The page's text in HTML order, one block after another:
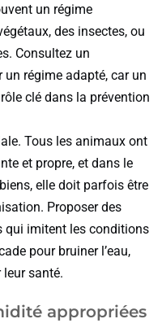
un régime
des insectes, ou
Consultez un
régime adapté, car un
clé dans la prévention
Tous les animaux ont
et propre, et dans le
elle doit parfois être
Proposer des
qui imitent les conditions
pour bruiner l’eau,
santé.
appropriées